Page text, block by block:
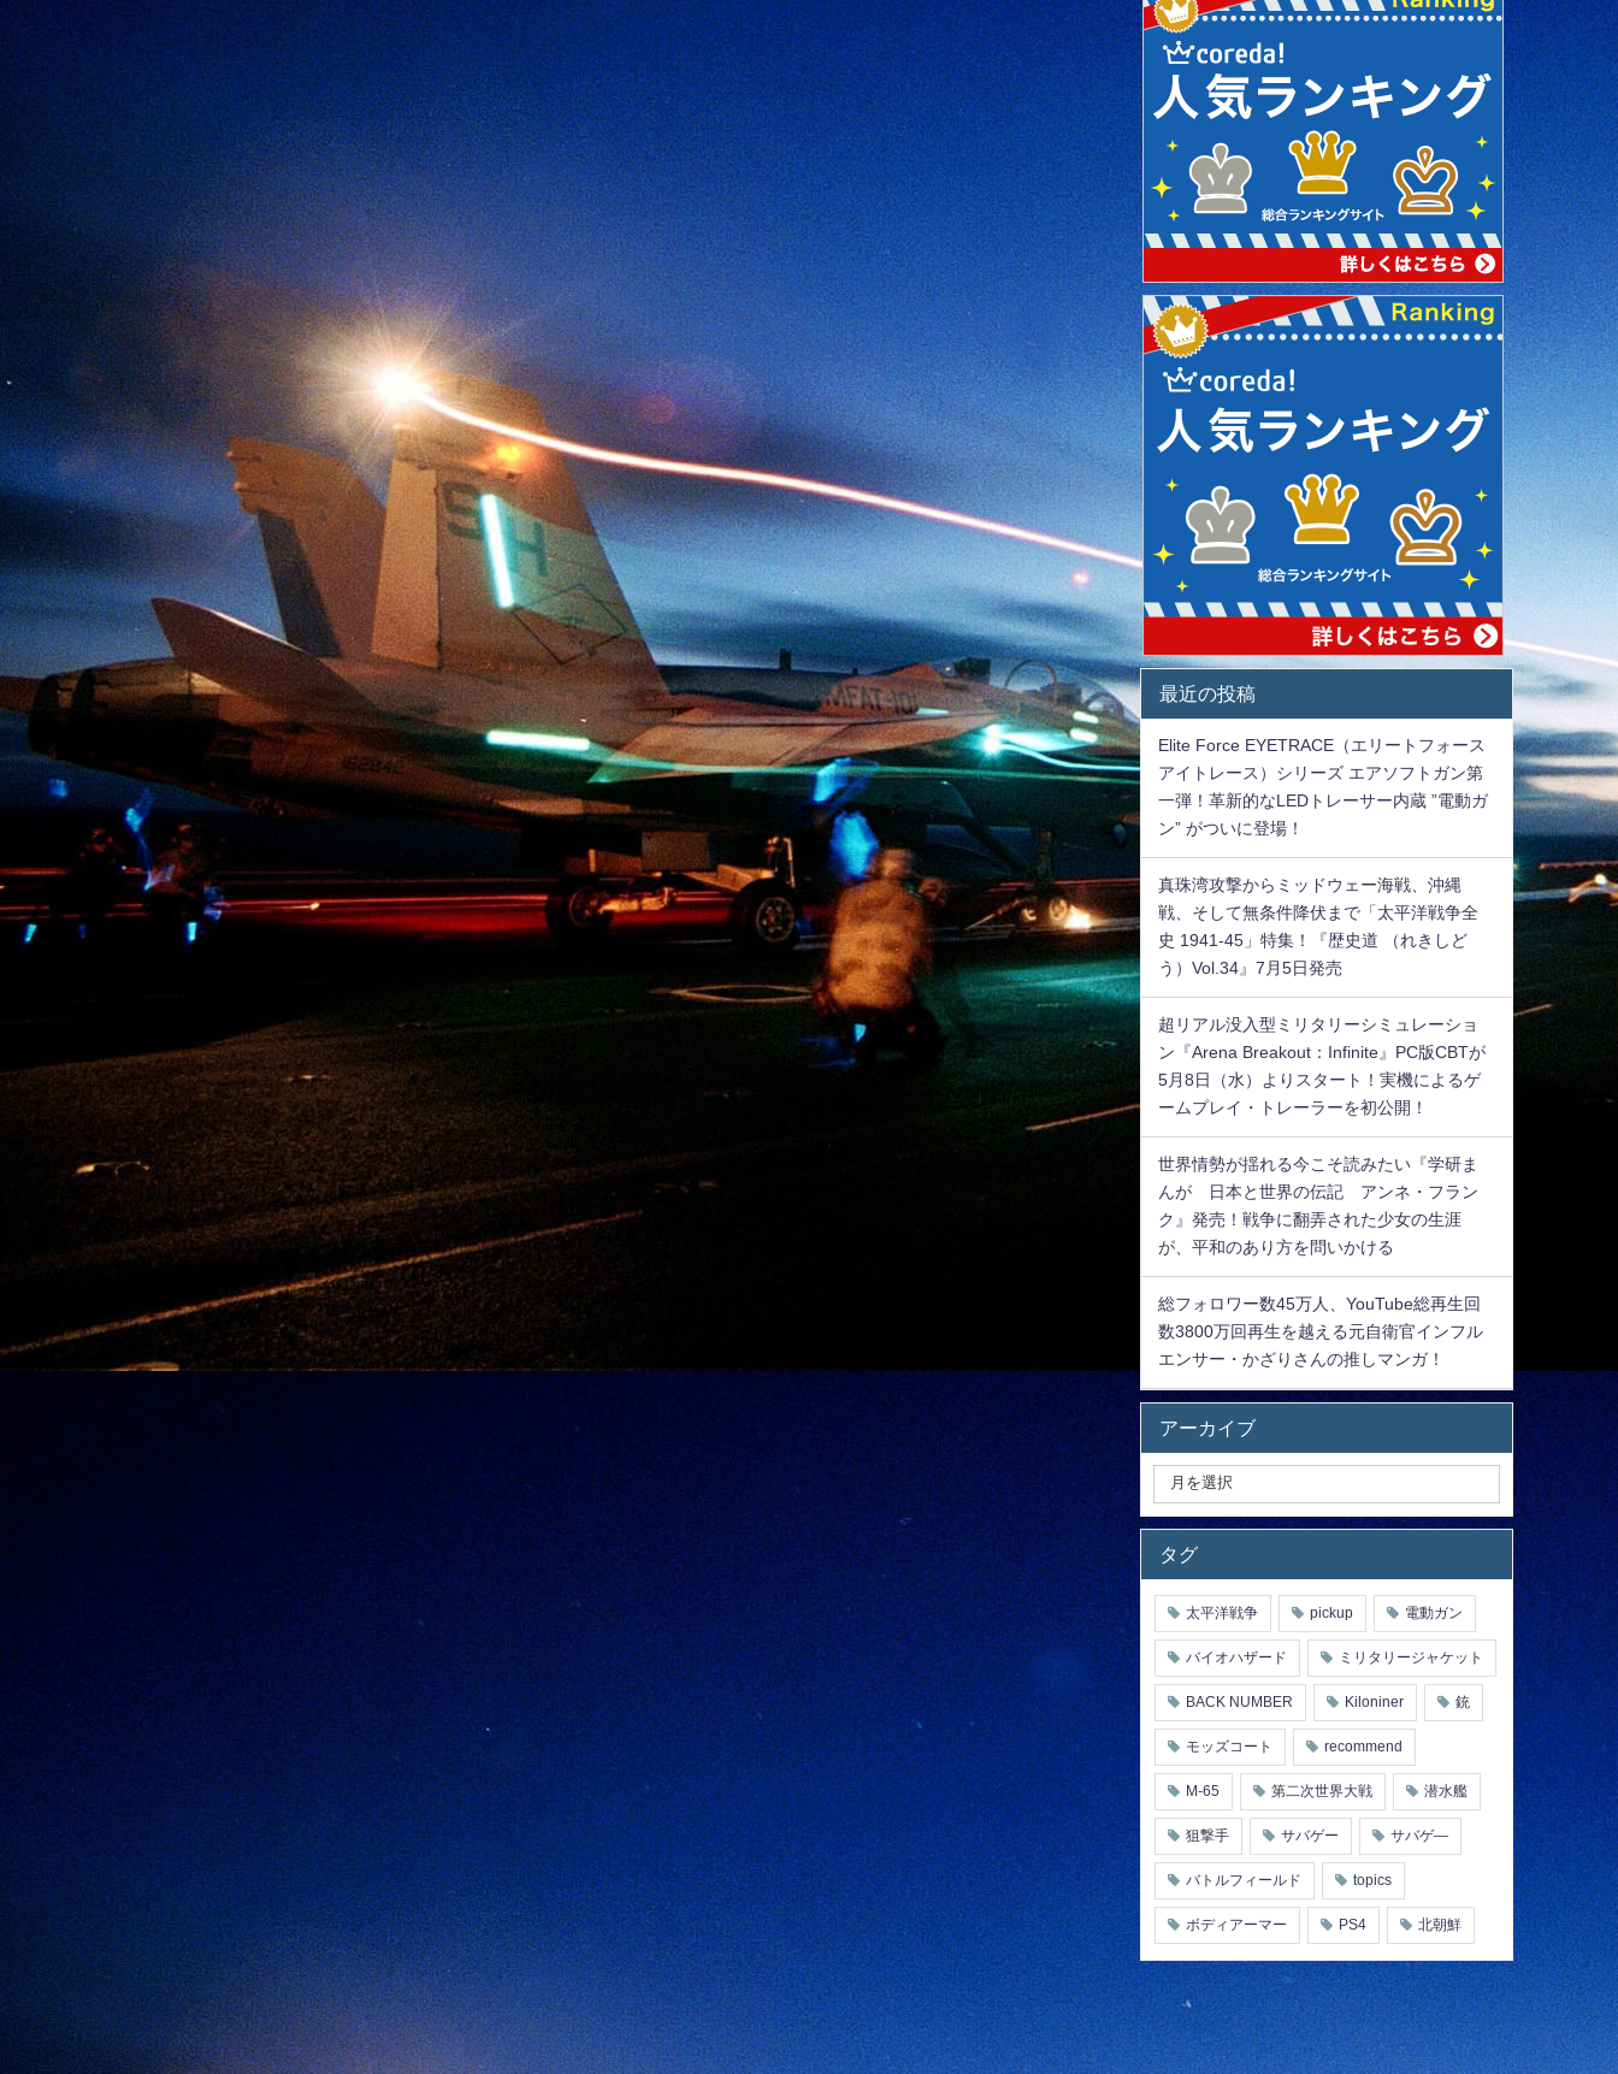
最近の投稿
Elite Force EYETRACE（エリートフォース
アイトレース）シリーズ エアソフトガン第
一弾！革新的なLEDトレーサー内蔵 ”電動ガ
ン” がついに登場！
真珠湾攻撃からミッドウェー海戦、沖縄
戦、そして無条件降伏まで「太平洋戦争全
史 1941-45」特集！『歴史道 （れきしど
う）Vol.34』7月5日発売
超リアル没入型ミリタリーシミュレーショ
ン『Arena Breakout：Infinite』PC版CBTが
5月8日（水）よりスタート！実機によるゲ
ームプレイ・トレーラーを初公開！
世界情勢が揺れる今こそ読みたい『学研ま
んが 日本と世界の伝記 アンネ・フラン
ク』発売！戦争に翻弄された少女の生涯
が、平和のあり方を問いかける
総フォロワー数45万人、YouTube総再生回
数3800万回再生を越える元自衛官インフル
エンサー・かざりさんの推しマンガ！
アーカイブ
タグ
太平洋戦争 pickup 電動ガン
バイオハザード ミリタリージャケット
BACK NUMBER Kiloniner 銃
モッズコート recommend
M-65 第二次世界大戦 潜水艦
狙撃手 サバゲー サバゲ―
バトルフィールド topics
ボディアーマー PS4 北朝鮮